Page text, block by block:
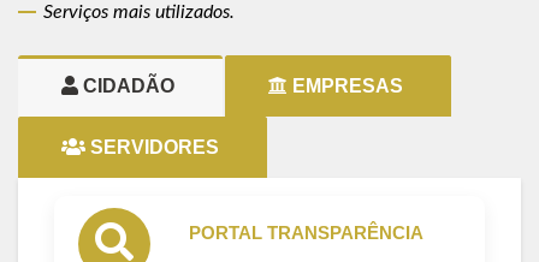
Serviços mais utilizados.
CIDADÃO EMPRESAS
SERVIDORES
PORTAL TRANSPARÊNCIA